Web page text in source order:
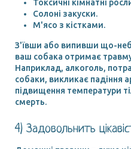
Токсичні кімнатні
Солоні закуски.
М'ясо з кістками.
З'ївши або випивши що-
ваш собака отримає
Наприклад, алкоголь,
собаки, викликає падіння
підвищення температури
смерть.
4) Задовольнить